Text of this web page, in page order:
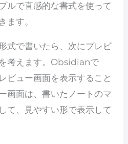
ルで直感的な書式を使って
ます。
式で書いたら、次にプレビ
考えます。Obsidianで
ビュー画面を表示すること
画面は、書いたノートのマ
て、見やすい形で表示して